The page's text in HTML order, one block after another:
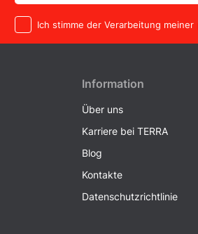
Ich stimme der Verarbeitung meiner
Information
Über uns
Karriere bei TERRA
Blog
Kontakte
Datenschutzrichtlinie